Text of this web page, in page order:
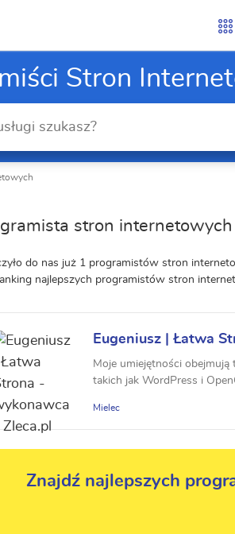
Stron
stron
do nas już 1 programistów stron
najlepszych programistów stron
Eugeniusz | Łatwa
Moje umiejętności
takich jak WordPress i
Mielec
Znajdź najlepszych